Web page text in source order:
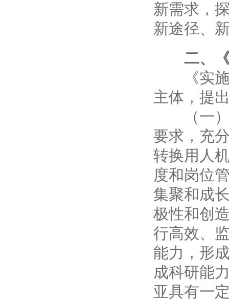
新需求，
新途径、
二、《
《实施
主体，提
（一）
要求，充
转换用人
度和岗位
集聚和成
极性和创
行高效、
能力，形
成科研能
亚具有一